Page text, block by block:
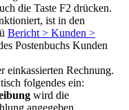
die Taste F2 drücken.
ist in den
Bericht > Kunden >
Postenbuchs Kunden
einkassierten Rechnung.
folgendes ein:
wird die